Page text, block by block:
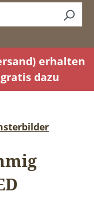
erhalten
dazu